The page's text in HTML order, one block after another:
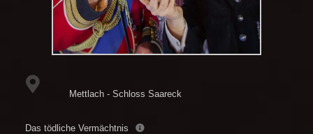
Mettlach - Schloss Saareck
Das tödliche Vermächtnis